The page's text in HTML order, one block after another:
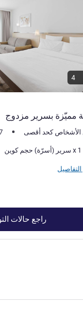
مميّزة بسرير مزدوج
1 x سرير (أسرّة) حجم كوين
راجع حالات